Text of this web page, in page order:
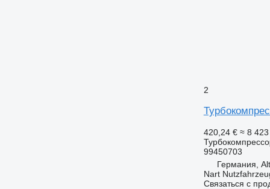
2
420,24 € ≈ 8 423
99450703
Германия,
Nart
Связаться с